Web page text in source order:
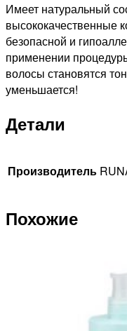
Имеет натуральный
высококачественные
безопасной и
применении
волосы становятся
уменьшается!
Детали
Производитель
Похожие